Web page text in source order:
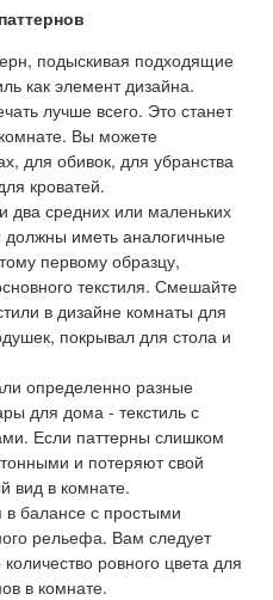
подыскивая подходящие
как элемент дизайна.
лучше всего. Это станет
Вы можете
для обивок, для убранства
кроватей.
два средних или маленьких
должны иметь аналогичные
первому образцу,
текстиля. Смешайте
в дизайне комнаты для
покрывал для стола и
определенно разные
для дома - текстиль с
Если паттерны слишком
и потеряют свой
вид в комнате.
балансе с простыми
рельефа. Вам следует
ровного цвета для
в комнате.